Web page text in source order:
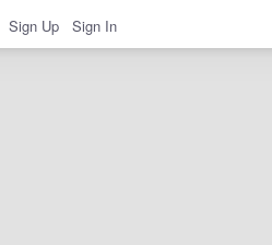
Sign Up Sign In